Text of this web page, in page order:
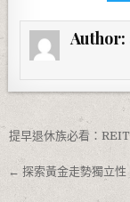
Author:
文章導覽
提早退休族必看：
← 探索黃金走勢獨立性